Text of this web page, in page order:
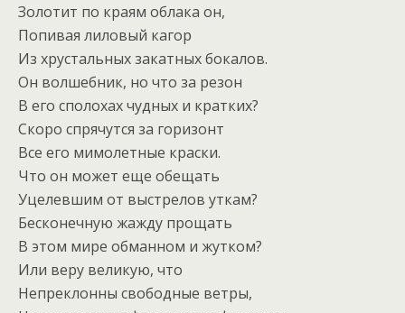
Золотит по краям облака он,
Попивая лиловый кагор
Из хрустальных закатных бокалов.
Он волшебник, но что за резон
В его сполохах чудных и кратких?
Скоро спрячутся за горизонт
Все его мимолетные краски.
Что он может еще обещать
Уцелевшим от выстрелов уткам?
Бесконечную жажду прощать
В этом мире обманном и жутком?
Или веру великую, что
Непреклонны свободные ветры,